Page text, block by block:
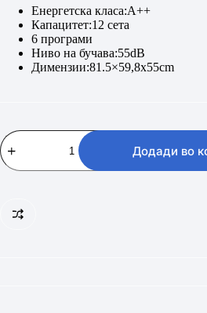
15.990 ден.
13.490 ден.
Енергетска класа:A++
Капацитет:12 сета
6 програми
Ниво на бучава:55dB
Димензии:81.5×59,8x55cm
FUEGO
DWFGMBI
600612
Додади во